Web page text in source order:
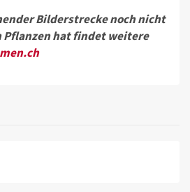
Bilderstrecke noch nicht
Pflanzen hat findet weitere